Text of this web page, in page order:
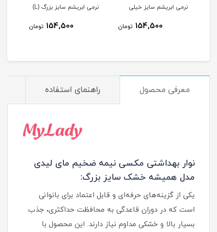
نرمی ابریشم سایز خیلی
154,500 تومان
نرمی ابریشم سایز بزرگ (L)
154,500 تومان
معرفی محصول راهنمای استفاده
نوار بهداشتی مکسی نیمه ضخیم مای لیدی
مدل همیشه خشک سایز بزرگ:
یکی از گزینه‌های حرفه‌ای و قابل اعتماد برای بانوانی
است که در دوران قاعدگی به محافظت حداکثری، جذب
بسیار بالا و خشکی مداوم نیاز دارند. این محصول با